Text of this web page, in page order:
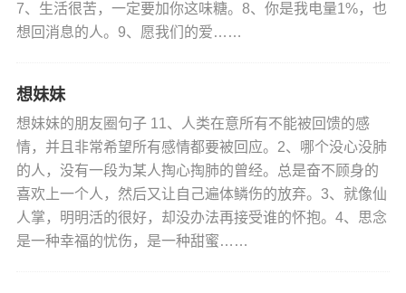
7、生活很苦，一定要加你这味糖。8、你是我电量1%，也
想回消息的人。9、愿我们的爱……
想妹妹
想妹妹的朋友圈句子 11、人类在意所有不能被回馈的感
情，并且非常希望所有感情都要被回应。2、哪个没心没肺
的人，没有一段为某人掏心掏肺的曾经。总是奋不顾身的
喜欢上一个人，然后又让自己遍体鳞伤的放弃。3、就像仙
人掌，明明活的很好，却没办法再接受谁的怀抱。4、思念
是一种幸福的忧伤，是一种甜蜜……